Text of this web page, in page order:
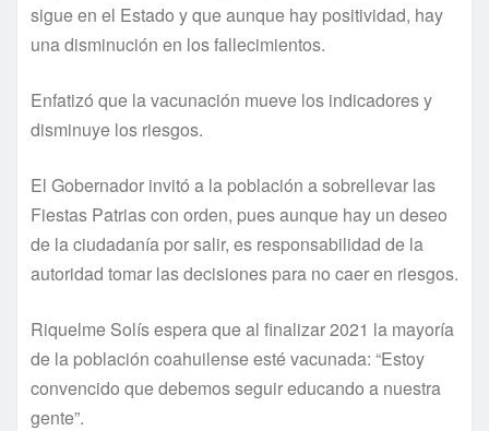
sigue en el Estado y que aunque hay positividad, hay
una disminución en los fallecimientos.
Enfatizó que la vacunación mueve los indicadores y
disminuye los riesgos.
El Gobernador invitó a la población a sobrellevar las
Fiestas Patrias con orden, pues aunque hay un deseo
de la ciudadanía por salir, es responsabilidad de la
autoridad tomar las decisiones para no caer en riesgos.
Riquelme Solís espera que al finalizar 2021 la mayoría
de la población coahuilense esté vacunada: “Estoy
convencido que debemos seguir educando a nuestra
gente”.